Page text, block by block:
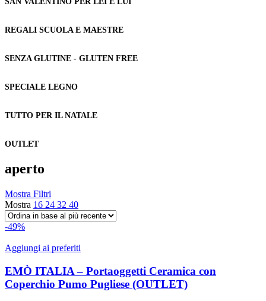
REGALI SCUOLA E MAESTRE
SENZA GLUTINE - GLUTEN FREE
SPECIALE LEGNO
TUTTO PER IL NATALE
OUTLET
aperto
Mostra Filtri
Mostra 16 24 32 40
-49%
Aggiungi ai preferiti
EMÒ ITALIA – Portaoggetti Ceramica con
Coperchio Pumo Pugliese (OUTLET)